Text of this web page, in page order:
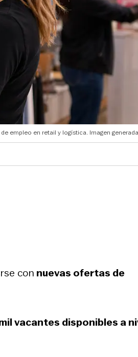
empleo en retail y logística. Imagen
con nuevas ofertas de
vacantes disponibles a